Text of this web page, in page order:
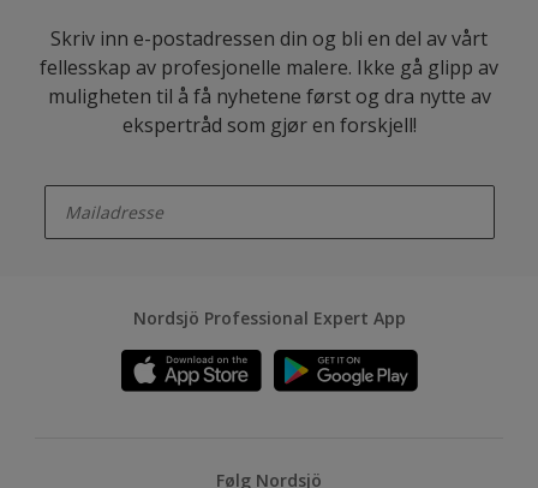
Skriv inn e-postadressen din og bli en del av vårt
fellesskap av profesjonelle malere. Ikke gå glipp av
muligheten til å få nyhetene først og dra nytte av
ekspertråd som gjør en forskjell!
Nordsjö Professional Expert App
Følg Nordsjö